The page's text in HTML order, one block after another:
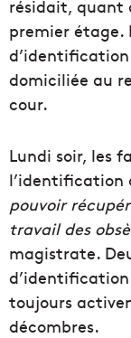
résidait, quant
premier étage.
domiciliée au
cour.
Lundi soir, les
l’identification
pouvoir
travail des
magistrate.
toujours
décombres.